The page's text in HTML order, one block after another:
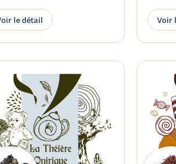
le détail Voir